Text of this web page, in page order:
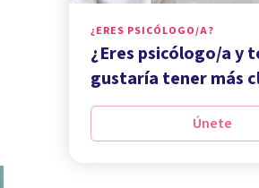
¿ERES PSICÓLOGO/A?
¿Eres psicólogo/a y
gustaría tener más
Únete